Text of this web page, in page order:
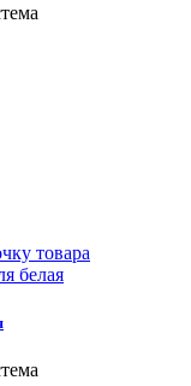
товара